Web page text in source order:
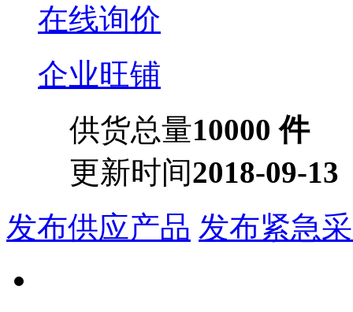
在线询价
企业旺铺
供货总量10000 件
更新时间2018-09-13
发布供应产品 发布紧急